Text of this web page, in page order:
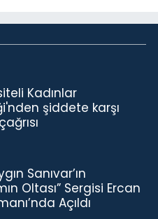
Kadınlar
şiddete karşı
Sanıvar’ın
Oltası” Sergisi Ercan
Açıldı